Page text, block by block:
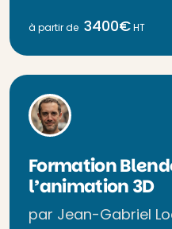
à partir de 3400€HT
Formation
l’animation 3D
par Jean-Gabriel